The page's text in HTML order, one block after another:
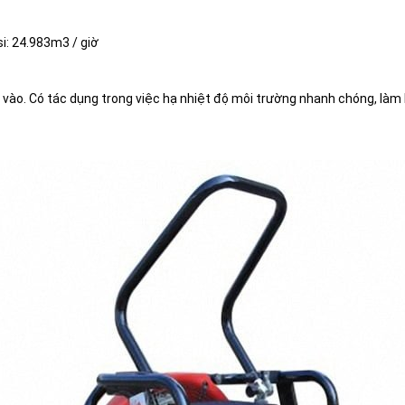
24.983m3 / giờ
Có tác dụng trong việc hạ nhiệt độ môi trường nhanh chóng,